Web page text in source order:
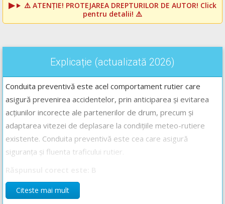
⚠️ ATENȚIE! PROTEJAREA DREPTURILOR DE AUTOR! Click
pentru detalii! ⚠️
Explicație (actualizată 2026)
Conduita preventivă este acel comportament rutier care
asigură prevenirea accidentelor, prin anticiparea și evitarea
acțiunilor incorecte ale partenerilor de drum, precum și
adaptarea vitezei de deplasare la condițiile meteo-rutiere
existente. Conduita preventivă este cea care asigură
siguranța și fluenta traficului rutier.
Citeste mai mult